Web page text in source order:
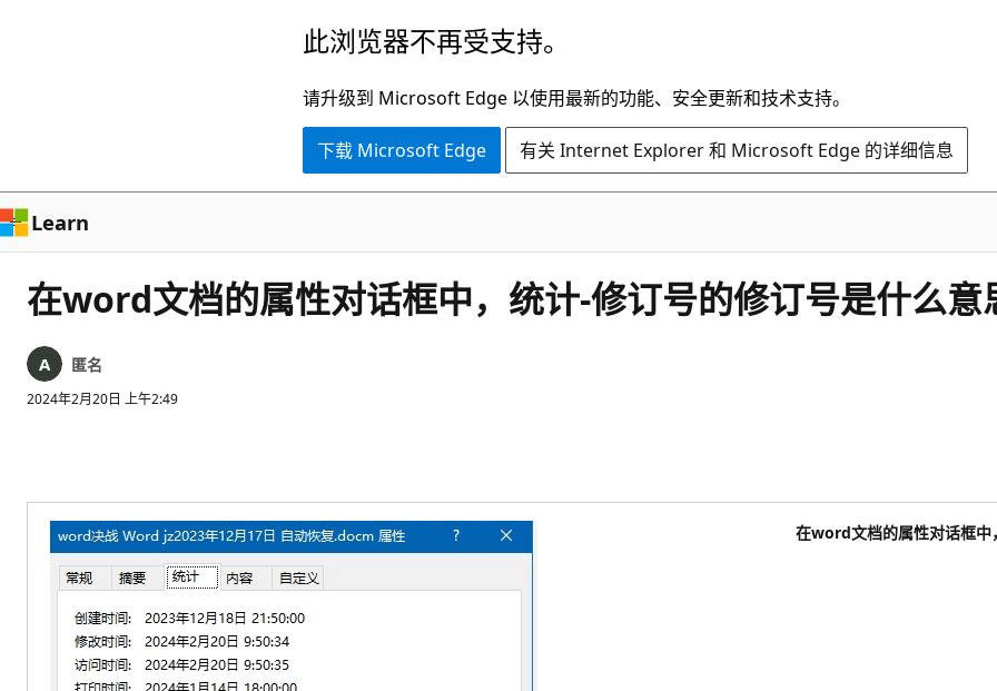
容
此浏览器不再受支持。
请升级到 Microsoft Edge 以使用最新的功能、安全更新和技术支持。
下载 Microsoft Edge 有关 Internet Explorer 和 Microsoft Edge 的详细信息
Learn
在word文档的属性对话框中，统计-修订号的修订号是什么意
匿名
2024年2月20日 上午2:49
在word文档的属性对话框中